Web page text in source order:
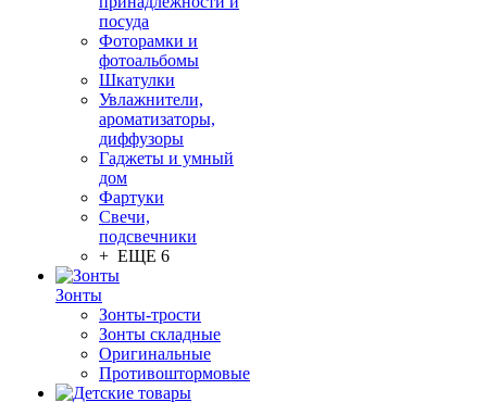
посуда
Фоторамки и
фотоальбомы
Шкатулки
Увлажнители,
ароматизаторы,
диффузоры
Гаджеты и умный
дом
Фартуки
Свечи,
подсвечники
+ ЕЩЕ 6
Зонты
Зонты-трости
Зонты складные
Оригинальные
Противоштормовые